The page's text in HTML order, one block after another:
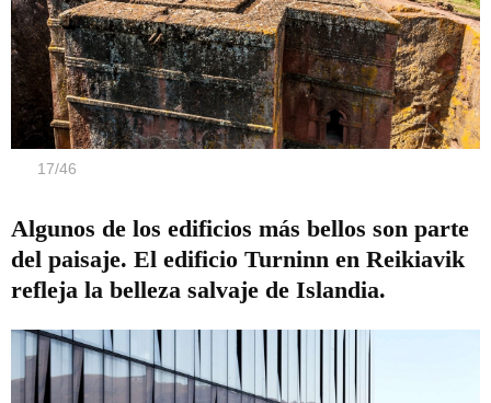
17/46
Algunos de los edificios más bellos son parte
del paisaje. El edificio Turninn en Reikiavik
refleja la belleza salvaje de Islandia.